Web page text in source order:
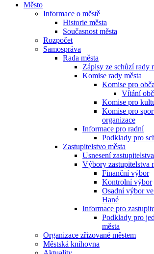
Město
Informace o městě
Historie města
Současnost města
Rozpočet
Samospráva
Rada města
Zápisy ze schůzí rady
Komise rady města
Komise pro
Vítání
Komise pro
Komise pro
organizace
Informace pro radní
Podklady pro
Zastupitelstvo města
Usnesení
Výbory zastupitelstva
Finanční výbor
Kontrolní výbor
Osadní výbor
Hané
Informace pro
Podklady pro
města
Organizace zřizované městem
Městská knihovna